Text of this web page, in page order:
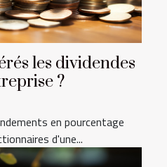
les dividendes
?
en pourcentage
d'une...